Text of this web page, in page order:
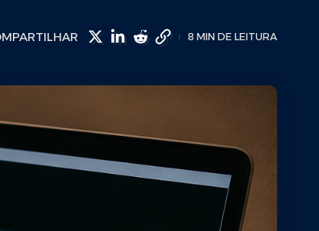
8 MIN DE LEITURA